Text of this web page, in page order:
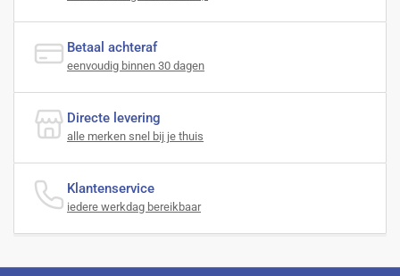
Betaal achteraf
eenvoudig binnen 30 dagen
Directe levering
alle merken snel bij je thuis
Klantenservice
iedere werkdag bereikbaar